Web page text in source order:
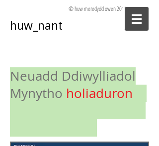
huw_nant
© huw meredydd owen2014 - 2025
Neuadd Ddiwylliadol
Mynytho holiaduron